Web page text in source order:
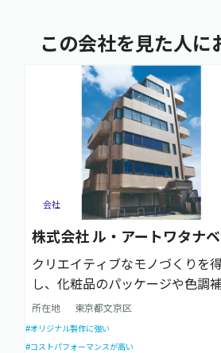
この会社を見た人に
株式会社 ル・アートワタナベ
クリエイティブなモノづくりを
し、化粧品のパッケージや色調
伴う案件に強い企業です。企画立
らデザイン、製版、印刷加工まで
ンストップで対応します。
所在地 東京都文京区
会社
#オリジナル製作に強い
#コストパフォーマンスが高い